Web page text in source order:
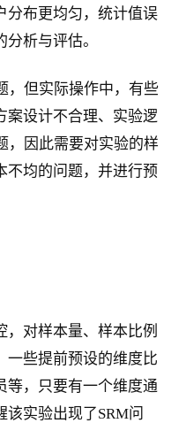
分布更均匀，统计值误
析与评估。
，但实际操作中，有些
案设计不合理、实验逻
，因此需要对实验的样
不均的问题，并进行预
对样本量、样本比例
一些提前预设的维度比
等，只要有一个维度通
实验出现了SRM问